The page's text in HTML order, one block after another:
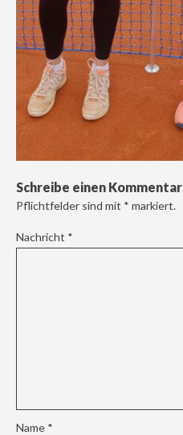
Schreibe einen Kommentar
Pflichtfelder sind mit * markiert.
Nachricht *
Name *